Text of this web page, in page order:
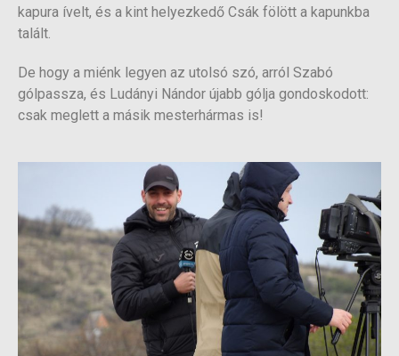
kapura ívelt, és a kint helyezkedő Csák fölött a kapunkba
talált.
De hogy a miénk legyen az utolsó szó, arról Szabó
gólpassza, és Ludányi Nándor újabb gólja gondoskodott:
csak meglett a másik mesterhármas is!